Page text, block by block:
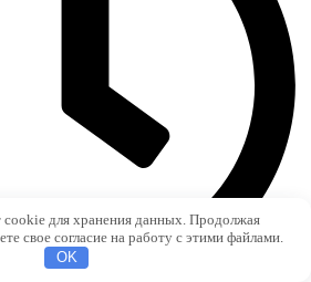
cookie для хранения данных. Продолжая
свое согласие на работу с этими файлами.
OK